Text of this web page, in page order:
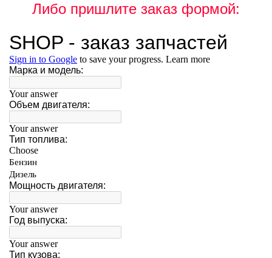
Либо пришлите заказ формой: